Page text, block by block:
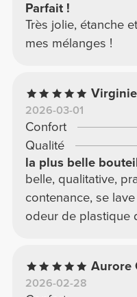
Parfait !
Très jolie, étanche
mes mélanges !
2026-03-01
Confort
Qualité
la plus belle
belle, qualitative,
contenance, se
odeur de plastique
Aurore
2026-02-28